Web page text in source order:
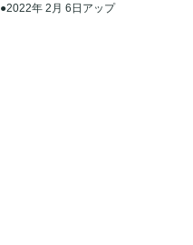
●2022年 2月 6日アップ